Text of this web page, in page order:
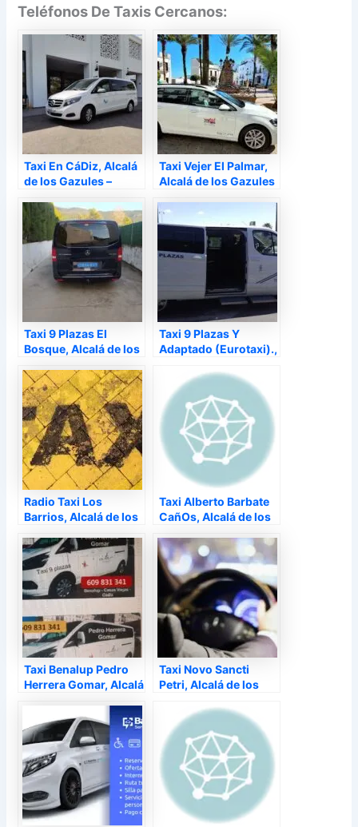
Teléfonos De Taxis Cercanos:
Taxi En CáDiz, Alcalá
de los Gazules –
Taxi Vejer El Palmar,
Alcalá de los Gazules
Taxi 9 Plazas El
Bosque, Alcalá de los
Taxi 9 Plazas Y
Adaptado (Eurotaxi).,
Radio Taxi Los
Barrios, Alcalá de los
Taxi Alberto Barbate
CañOs, Alcalá de los
Taxi Benalup Pedro
Herrera Gomar, Alcalá
Taxi Novo Sancti
Petri, Alcalá de los